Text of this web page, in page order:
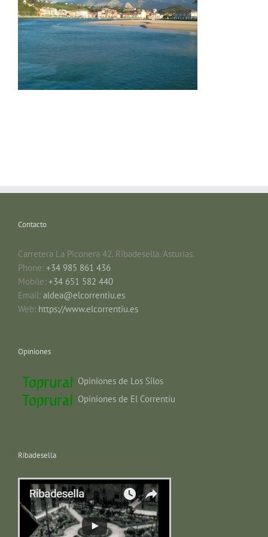
Contacto
Carretera La Piconera 42. Ribadesella. Asturias.
Phone: +34 985 861 436
Mobile: +34 651 582 440
Email: aldea@elcorrentiu.es
Web: https://www.elcorrentiu.es
Opiniones
Opiniones de Los Silos
Opiniones de El Correntíu
Ribadesella